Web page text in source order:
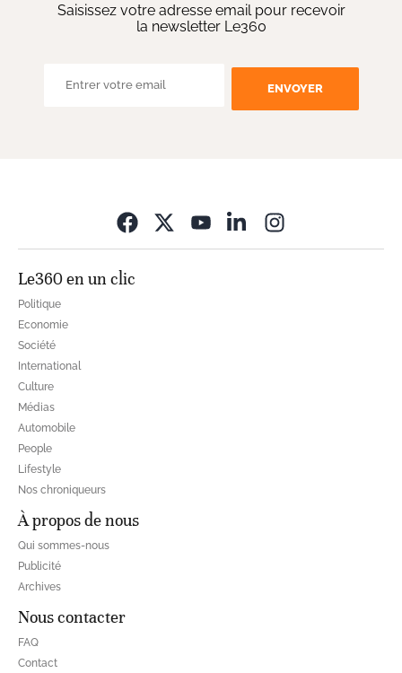
Saisissez votre adresse email pour recevoir
la newsletter Le360
ENVOYER
Le360 en un clic
Politique
Economie
Société
International
Culture
Médias
Automobile
People
Lifestyle
Nos chroniqueurs
À propos de nous
Qui sommes-nous
Publicité
Archives
Nous contacter
FAQ
Contact